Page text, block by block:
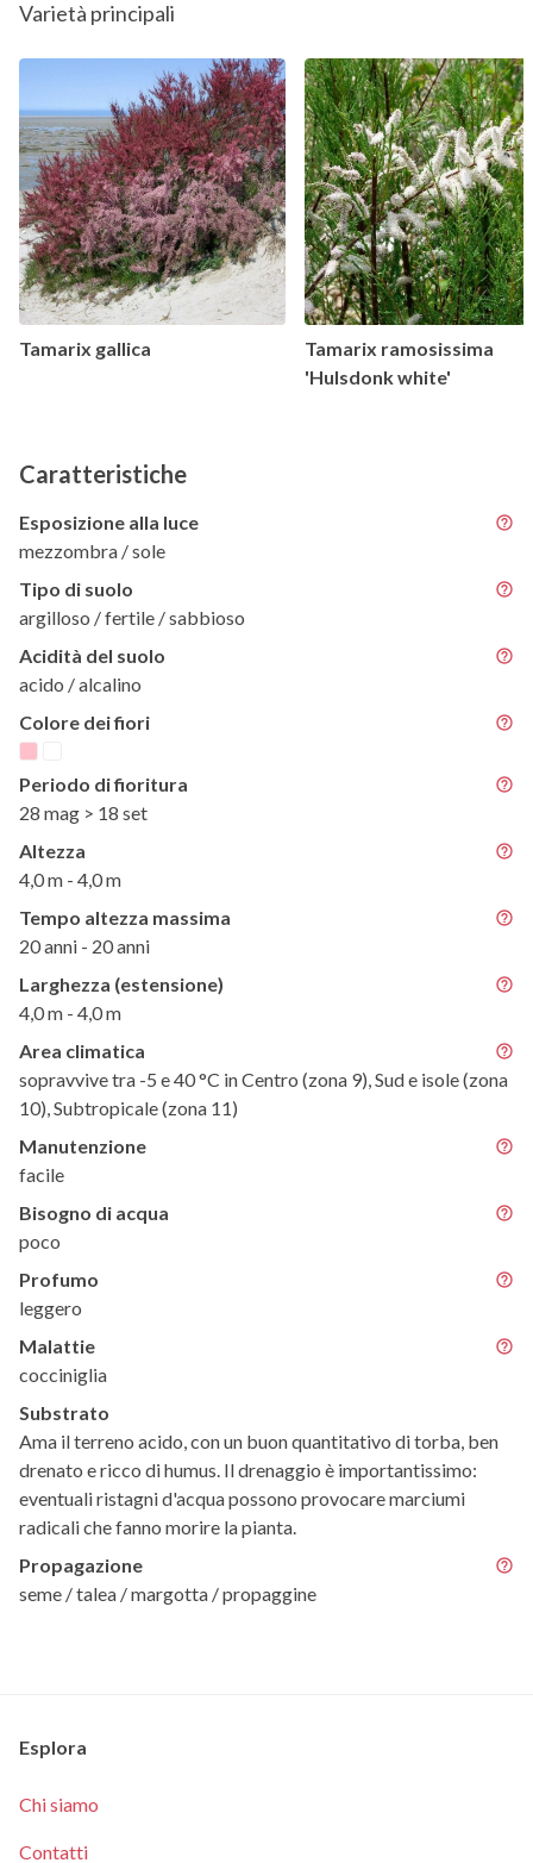
Varietà principali
Tamarix gallica
Tamarix ramosissima
'Hulsdonk white'
Caratteristiche
Esposizione alla luce
mezzombra / sole
Tipo di suolo
argilloso / fertile / sabbioso
Acidità del suolo
acido / alcalino
Colore dei fiori
Periodo di fioritura
28 mag > 18 set
Altezza
4,0 m - 4,0 m
Tempo altezza massima
20 anni - 20 anni
Larghezza (estensione)
4,0 m - 4,0 m
Area climatica
sopravvive tra -5 e 40 °C in Centro (zona 9), Sud e isole (zona
10), Subtropicale (zona 11)
Manutenzione
facile
Bisogno di acqua
poco
Profumo
leggero
Malattie
cocciniglia
Substrato
Ama il terreno acido, con un buon quantitativo di torba, ben
drenato e ricco di humus. Il drenaggio è importantissimo:
eventuali ristagni d'acqua possono provocare marciumi
radicali che fanno morire la pianta.
Propagazione
seme / talea / margotta / propaggine
Esplora
Chi siamo
Contatti